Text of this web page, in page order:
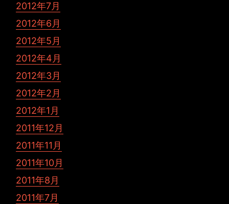
2012年7月
2012年6月
2012年5月
2012年4月
2012年3月
2012年2月
2012年1月
2011年12月
2011年11月
2011年10月
2011年8月
2011年7月